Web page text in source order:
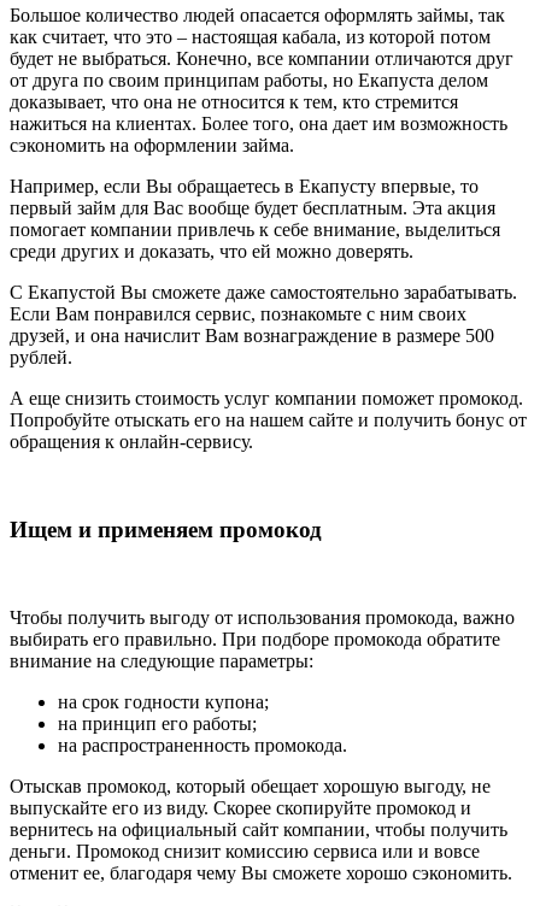
Большое количество людей опасается оформлять займы, так
как считает, что это – настоящая кабала, из которой потом
будет не выбраться. Конечно, все компании отличаются друг
от друга по своим принципам работы, но Екапуста делом
доказывает, что она не относится к тем, кто стремится
нажиться на клиентах. Более того, она дает им возможность
сэкономить на оформлении займа.
Например, если Вы обращаетесь в Екапусту впервые, то
первый займ для Вас вообще будет бесплатным. Эта акция
помогает компании привлечь к себе внимание, выделиться
среди других и доказать, что ей можно доверять.
С Екапустой Вы сможете даже самостоятельно зарабатывать.
Если Вам понравился сервис, познакомьте с ним своих
друзей, и она начислит Вам вознаграждение в размере 500
рублей.
А еще снизить стоимость услуг компании поможет промокод.
Попробуйте отыскать его на нашем сайте и получить бонус от
обращения к онлайн-сервису.
Ищем и применяем промокод
Чтобы получить выгоду от использования промокода, важно
выбирать его правильно. При подборе промокода обратите
внимание на следующие параметры:
на срок годности купона;
на принцип его работы;
на распространенность промокода.
Отыскав промокод, который обещает хорошую выгоду, не
выпускайте его из виду. Скорее скопируйте промокод и
вернитесь на официальный сайт компании, чтобы получить
деньги. Промокод снизит комиссию сервиса или и вовсе
отменит ее, благодаря чему Вы сможете хорошо сэкономить.